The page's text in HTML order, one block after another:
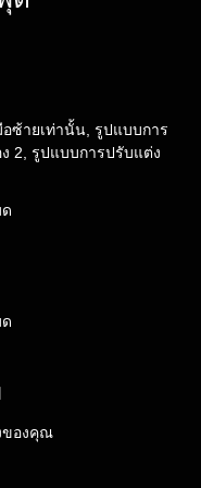
ซ้ายเท่านั้น, รูปแบบการ
2, รูปแบบการปรับแต่ง
ของคุณ